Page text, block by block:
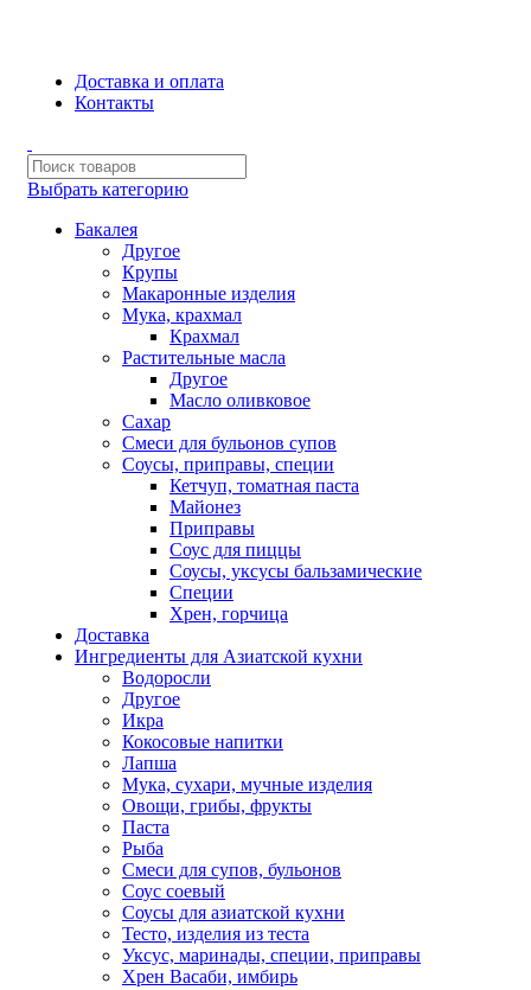
Доставка и оплата
Контакты
Выбрать категорию
Бакалея
Другое
Крупы
Макаронные изделия
Мука, крахмал
Крахмал
Растительные масла
Другое
Масло оливковое
Сахар
Смеси для бульонов супов
Соусы, приправы, специи
Кетчуп, томатная паста
Майонез
Приправы
Соус для пиццы
Соусы, уксусы бальзамические
Специи
Хрен, горчица
Доставка
Ингредиенты для Азиатской кухни
Водоросли
Другое
Икра
Кокосовые напитки
Лапша
Мука, сухари, мучные изделия
Овощи, грибы, фрукты
Паста
Рыба
Смеси для супов, бульонов
Соус соевый
Соусы для азиатской кухни
Тесто, изделия из теста
Уксус, маринады, специи, приправы
Хрен Васаби, имбирь